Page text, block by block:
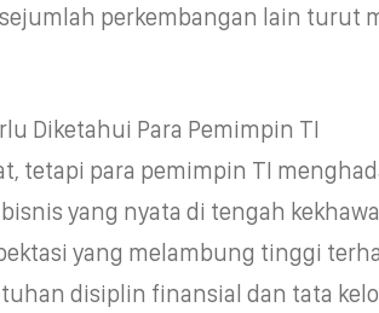
perkembangan lain turut
Diketahui Para Pemimpin TI
tetapi para pemimpin TI
yang nyata di tengah
yang melambung tinggi
disiplin finansial dan tata